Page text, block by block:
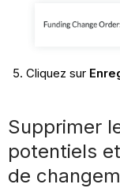
Cliquez sur
Supprimer
potentiels
de